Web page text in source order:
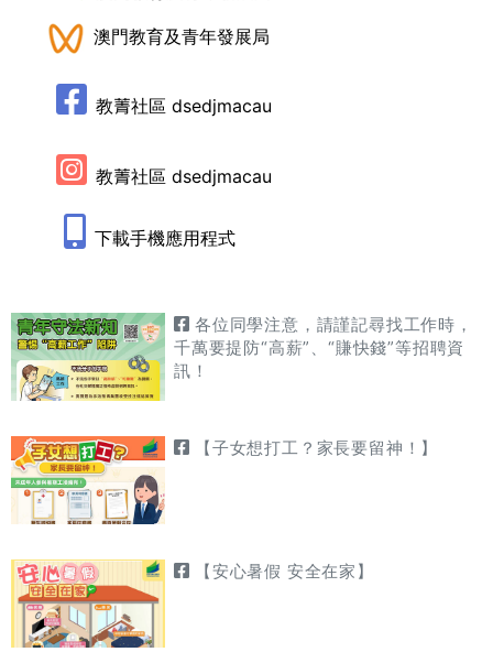
澳門教育及青年發展局
教菁社區 dsedjmacau
教菁社區 dsedjmacau
下載手機應用程式
各位同學注意，請謹記尋找工作時，
千萬要提防“高薪”、“賺快錢”等招聘資
訊！
【子女想打工？家長要留神！】
【安心暑假 安全在家】